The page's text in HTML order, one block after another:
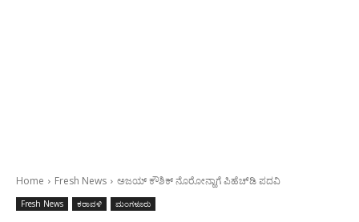
Home Fresh News ಅಜಯ್‌ ಕೌಶಿಕ್ ನೊರೋನ್ಹಾಗೆ ಪಿಹೆಚ್‌ಡಿ ಪದವಿ
Fresh News ಕರಾವಳಿ ಮಂಗಳೂರು